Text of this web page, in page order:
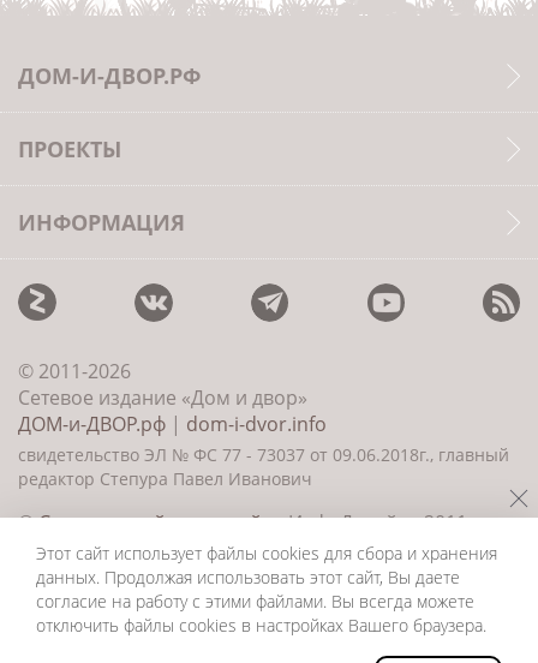
ДОМ-И-ДВОР.РФ
ПРОЕКТЫ
ИНФОРМАЦИЯ
© 2011-2026
Сетевое издание «Дом и двор»
ДОМ-и-ДВОР.рф | dom-i-dvor.info
свидетельство ЭЛ № ФС 77 - 73037 от 09.06.2018г., главный
редактор Степура Павел Иванович
©Создание сайта и дизайн«ИнфоДизайн» 2011—
2026
Этот сайт использует файлы cookies для сбора и хранения
данных. Продолжая использовать этот сайт, Вы даете
согласие на работу с этими файлами. Вы всегда можете
отключить файлы cookies в настройках Вашего браузера.